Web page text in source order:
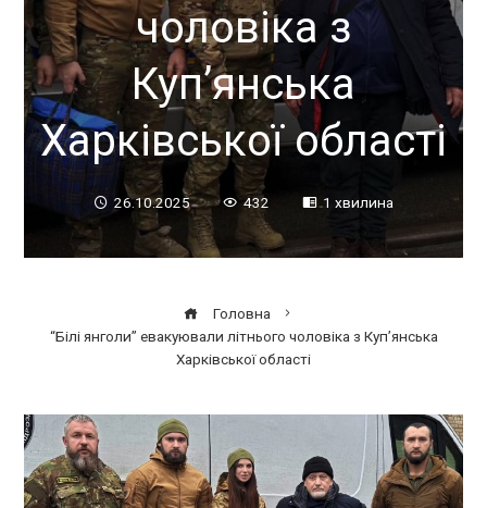
чоловіка з
Куп’янська
Харківської області
26.10.2025 432 1 хвилина
Головна
“Білі янголи” евакуювали літнього чоловіка з Куп’янська
Харківської області